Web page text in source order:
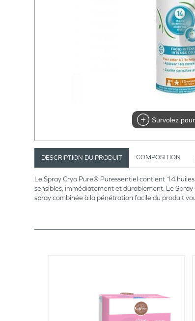
Survolez
DESCRIPTION DU PRODUIT COMPOSITION
Le Spray Cryo Pure® Puressentiel contient 14
sensibles, immédiatement et durablement. Le
spray combinée à la pénétration facile du produit